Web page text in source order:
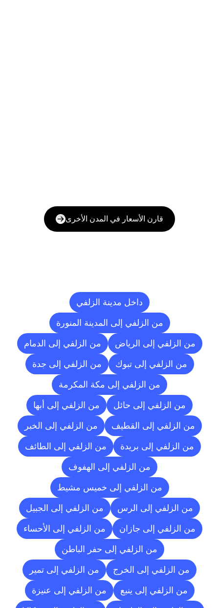
قارن الأسعار في المدن الأخرى
داخل مدينة الزلفي
من الزلفي إلى المدينة المنورة
من الزلفي إلى الرياض من الزلفي إلى الدمام
من الزلفي إلى تبوك من الزلفي إلى جدة
من الزلفي إلى مكة المكرمة
من الزلفي إلى حائل من الزلفي إلى أبها
من الزلفي إلى القطيف من الزلفي إلى الخبر
من الزلفي إلى بريدة من الزلفي إلى الطائف
من الزلفي إلى الهفوف
من الزلفي إلى خميس مشيط
من الزلفي إلى الرس من الزلفي إلى الجبيل
من الزلفي إلى جازان من الزلفي إلى الأحساء
من الزلفي إلى حفر الباطن
من الزلفي إلى الخرج من الزلفي إلى تمير
من الزلفي إلى ينبع من الزلفي إلى عنيزة